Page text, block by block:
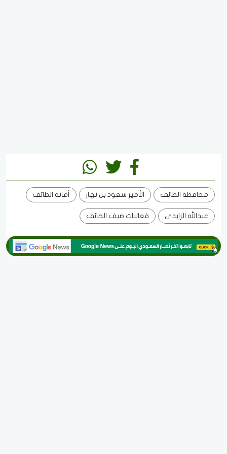
محافظة الطائف الأمير سعود بن نهار أمانة الطائف
عبدالله الزايدي فعاليات صيف الطائف